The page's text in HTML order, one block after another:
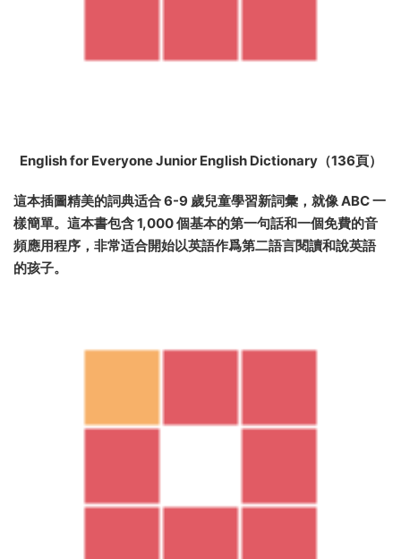
English for Everyone Junior English Dictionary（136頁）
這本插圖精美的詞典适合 6-9 歲兒童學習新詞彙，就像 ABC 一
樣簡單。這本書包含 1,000 個基本的第一句話和一個免費的音
頻應用程序，非常适合開始以英語作爲第二語言閱讀和說英語
的孩子。